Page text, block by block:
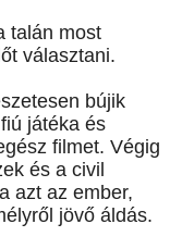
talán most
választani.
bújik
játéka és
filmet. Végig
és a civil
azt az ember,
jövő áldás.